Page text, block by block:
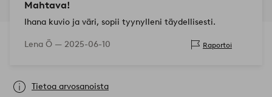
Mahtava!
Ihana kuvio ja väri, sopii tyynylleni täydellisesti.
Lena Ö — 2025-06-10 Raportoi
Tietoa arvosanoista